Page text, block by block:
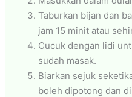
Taburkan bijan dan
jam 15 minit atau
Cucuk dengan lidi
sudah masak.
Biarkan sejuk
boleh dipotong dan